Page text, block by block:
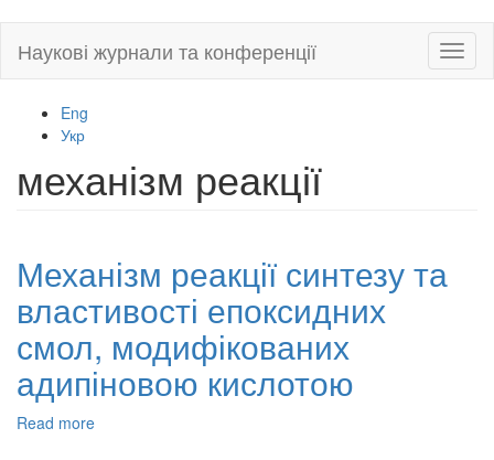
main
Наукові журнали та конференції
Eng
Укр
механізм реакції
Механізм реакції синтезу та
властивості епоксидних
смол, модифікованих
адипіновою кислотою
Read more